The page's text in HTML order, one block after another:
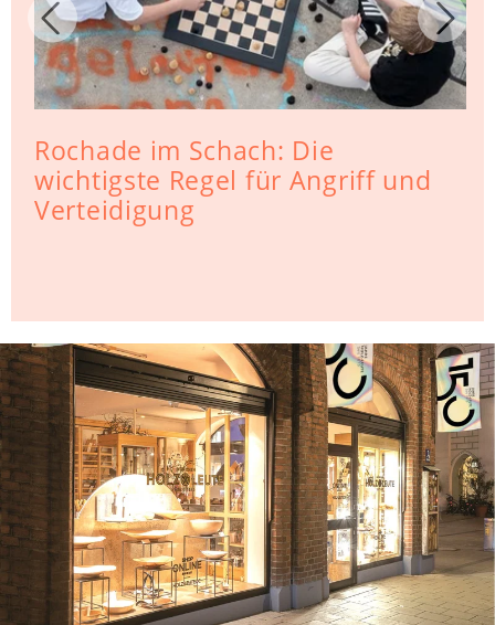
Rochade im Schach: Die
wichtigste Regel für Angriff und
Verteidigung